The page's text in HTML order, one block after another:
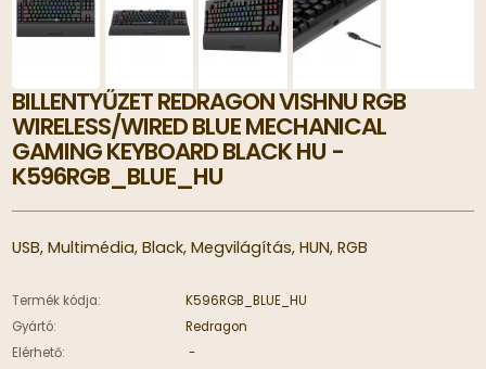
BILLENTYŰZET REDRAGON VISHNU RGB
WIRELESS/WIRED BLUE MECHANICAL
GAMING KEYBOARD BLACK HU -
K596RGB_BLUE_HU
USB, Multimédia, Black, Megvilágítás, HUN, RGB
Termék kódja:
K596RGB_BLUE_HU
Gyártó:
Redragon
Elérhető:
-